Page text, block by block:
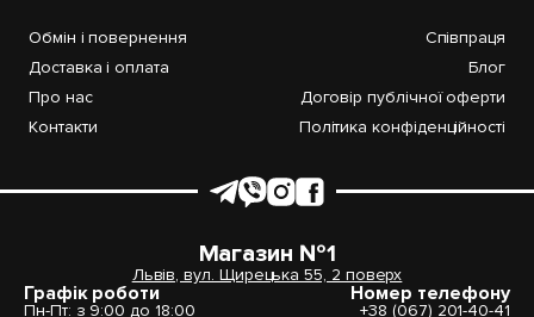
Обмін і повернення
Доставка і оплата
Про нас
Контакти
Співпраця
Блог
Договір публічної оферти
Політика конфіденційності
Магазин №1
Львів, вул. Щирецька 55, 2 поверх
Графік роботи
Пн-Пт: з 9:00 до 18:00
Номер телефону
+38 (067) 201-40-41